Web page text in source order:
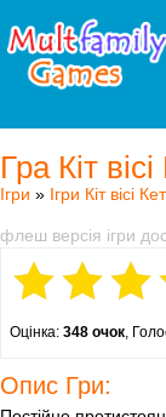
Гра Кіт
Ігри » Ігри Кіт вісі Кет
флеш версія ігри
Оцінка: 348 очок,
Опис Гри: